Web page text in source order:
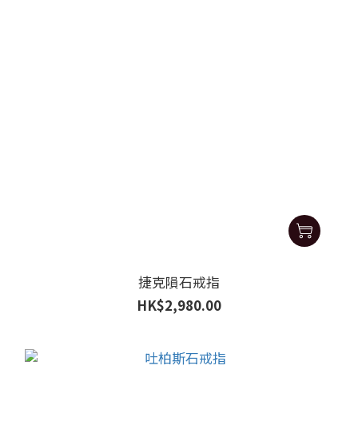
捷克隕石戒指
HK$2,980.00